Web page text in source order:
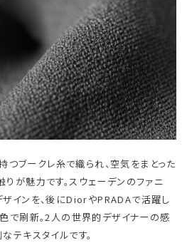
ブークレ糸で織られ、空気をまとった
が魅力です。スウェーデンのファニ
インを、後にDiorやPRADAで活躍し
で刷新。2人の世界的デザイナーの感
テキスタイルです。